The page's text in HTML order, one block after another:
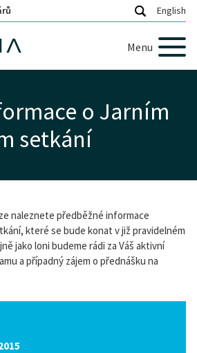
English
Menu
o Jarním
setkání
naleznete předběžné informace
které se bude konat v již pravidelném
jako loni budeme rádi za Váš aktivní
a případný zájem o přednášku na